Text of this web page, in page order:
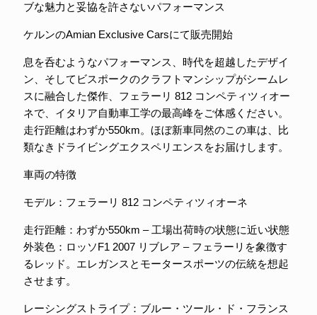
ブな魅力と妥協を許さないパフォーマンス
ケルンのAmian Exclusive Carsにて販売開始
息を呑むようなパフォーマンス、時代を超越したデザイ
ン、そしてビスポークのクラフトマンシップがシームレ
スに融合した傑作、フェラーリ 812 コンペティツィオー
ネで、イタリア自動車工学の最高峰をご体感ください。
走行距離はわずか550km。ほぼ新車同然のこの車は、比
類なきドライビングエクスペリエンスをお届けします。
車両の特徴
モデル：フェラーリ 812 コンペティツィオーネ
走行距離：わずか550km – 工場出荷時の状態に近い状態
外装色：ロッソF1 2007 リブレア – フェラーリを象徴す
るレッド。エレガンスとモータースポーツの伝統を想起
させます。
レーシングストライプ：ブルー・ツール・ド・フランス